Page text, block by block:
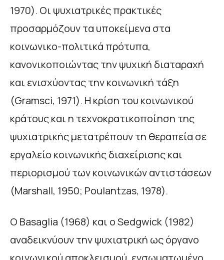
1970). Οι ψυχιατρικές πρακτικές
προσαρμόζουν τα υποκείμενα στα
κοινωνικο-πολιτικά πρότυπα,
κανονικοποιώντας την ψυχική διαταραχή
και ενισχύοντας την κοινωνική τάξη
(Gramsci, 1971). Η κρίση του κοινωνικού
κράτους και η τεχνοκρατικοποίηση της
ψυχιατρικής μετατρέπουν τη θεραπεία σε
εργαλείο κοινωνικής διαχείρισης και
περιορισμού των κοινωνικών αντιστάσεων
(Marshall, 1950; Poulantzas, 1978).
Ο Basaglia (1968) και ο Sedgwick (1982)
αναδεικνύουν την ψυχιατρική ως όργανο